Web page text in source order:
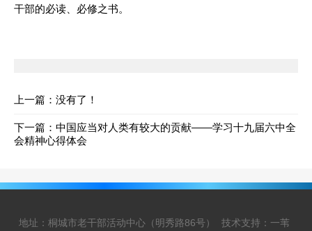
干部的必读、必修之书。
上一篇：没有了！
下一篇： 中国应当对人类有较大的贡献——学习十九届六中全
会精神心得体会
地址：桐城市老干部活动中心（明秀路86号） 技术支持：一苇